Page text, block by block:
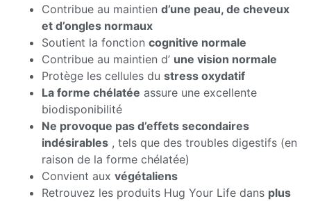
Contribue au maintien d’une peau, de cheveux
et d’ongles normaux
Soutient la fonction cognitive normale
Contribue au maintien d’ une vision normale
Protège les cellules du stress oxydatif
La forme chélatée assure une excellente
biodisponibilité
Ne provoque pas d’effets secondaires
indésirables , tels que des troubles digestifs (en
raison de la forme chélatée)
Convient aux végétaliens
Retrouvez les produits Hug Your Life dans plus